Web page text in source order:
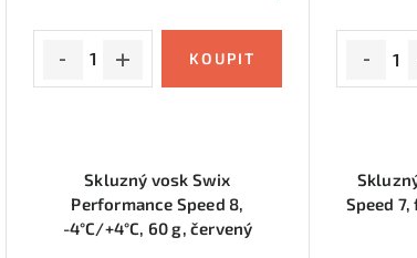
Skluzný vosk Swix
Performance Speed 8,
-4°C/+4°C, 60 g, červený
Speed